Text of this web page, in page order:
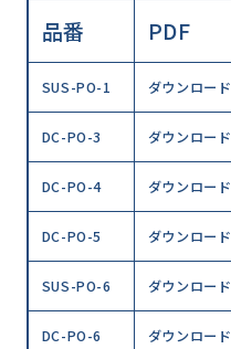
品番 PDF
SUS-PO-1 ダウンロード
DC-PO-3 ダウンロード
DC-PO-4 ダウンロード
DC-PO-5 ダウンロード
SUS-PO-6 ダウンロード
DC-PO-6 ダウンロード